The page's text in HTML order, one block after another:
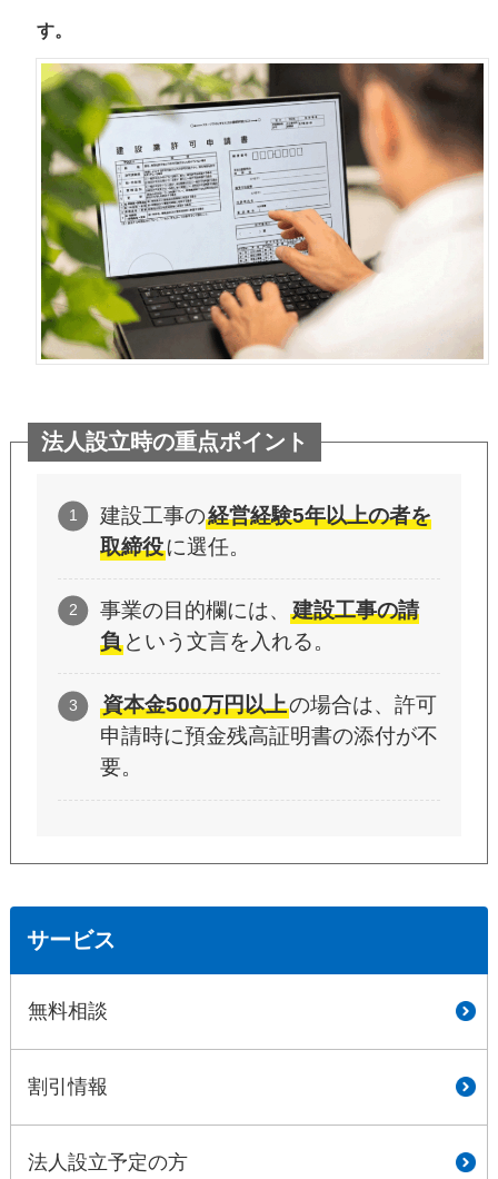
す。
法人設立時の重点ポイント
建設工事の経営経験5年以上の者を
取締役に選任。
事業の目的欄には、 建設工事の請
負という文言を入れる。
資本金500万円以上の場合は、許可
申請時に預金残高証明書の添付が不
要。
サービス
無料相談
割引情報
法人設立予定の方